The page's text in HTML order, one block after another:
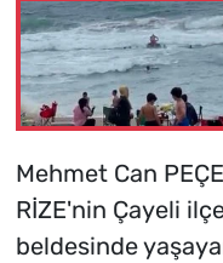
Mehmet Can
RİZE'nin Çayeli
beldesinde